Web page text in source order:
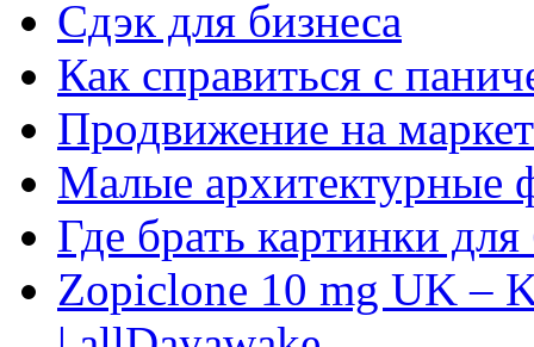
Сдэк для бизнеса
Как справиться с
Продвижение на
Малые архитектурные
Где брать картинки
Zopiclone 10 mg UK –